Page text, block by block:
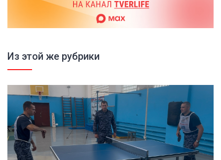
Из этой же рубрики